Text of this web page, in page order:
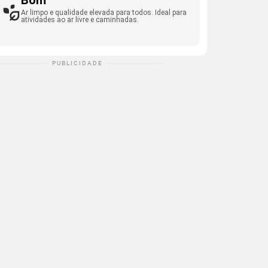
Ar limpo e qualidade elevada para todos. Ideal para
atividades ao ar livre e caminhadas.